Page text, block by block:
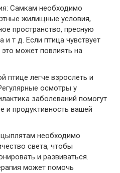
Самкам необходимо
жилищные условия,
пространство, пресную
и т д. Если птица чувствует
может повлиять на
птице легче взрослеть и
осмотры у
заболеваний помогут
и продуктивность вашей
необходимо
света, чтобы
и развиваться.
может помочь